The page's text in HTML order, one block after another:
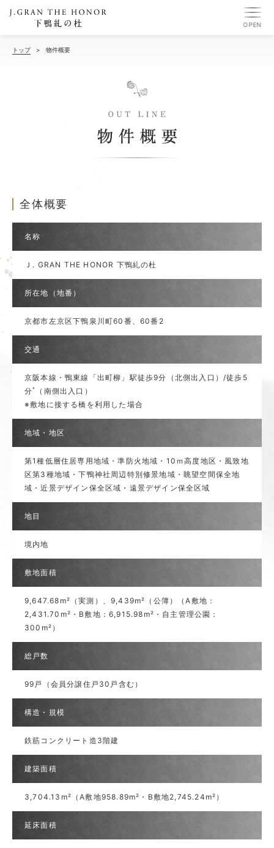
OPEN
トップ > 物件概要
全体概要
名称
Ｊ. GRAN THE HONOR 下鴨糺の杜
所在地（地番）
京都市左京区下鴨泉川町60番、60番2
交通
京阪本線・鴨東線「出町柳」駅徒歩9分（北側出入口）/徒歩5
分※
（南側出入口）
※敷地に接する橋を利用した場合
地域・地区
第1種低層住居専用地域・準防火地域・10ｍ高度地区・風致地
区第3種地域・下鴨神社周辺特別修景地域・眺望空間保全地
域・近景デザイン保全区域・遠景デザイン保全区域
地目
境内地
敷地面積
9,647.68m²（実測）、9,439m²（公簿）（A敷地：
2,431.70m²・B敷地：6,915.98m²・自主管理公園：
300m²）
総戸数
99戸（会員分譲住戸30戸含む）
構造・規模
鉄筋コンクリート造3階建
建築面積
3,704.13m²（A敷地958.89m²・B敷地2,745.24m²）
延床面積